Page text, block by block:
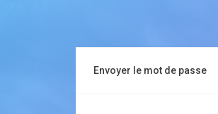
Envoyer le mot de passe